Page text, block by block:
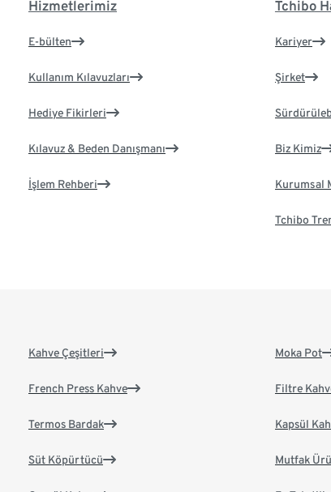
Hizmetlerimiz
E-bülten
Kullanım Kılavuzları
Hediye Fikirleri
Kılavuz & Beden Danışmanı
İşlem Rehberi
Tchibo
Kariyer
Şirket
Biz Kimiz
Kurumsal
Tchibo
Kahve Çeşitleri
French Press Kahve
Termos Bardak
Süt Köpürtücü
Moka Pot
Filtre
Kapsül
Mutfak